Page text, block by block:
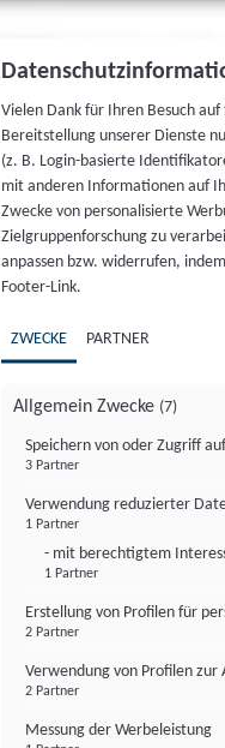
Vielen Dank für Ihren Besuch
Bereitstellung unserer Dienste
(z. B. Login-basierte
mit anderen Informationen auf
Zwecke von personalisierte
Zielgruppenforschung zu
anpassen bzw. widerrufen,
Footer-Link.
ZWECKE PARTNER
Allgemein Zwecke (7)
Speichern von oder Zugriff
3 Partner
Verwendung reduzierter
1 Partner
- mit berechtigtem
1 Partner
Erstellung von Profilen für
2 Partner
Verwendung von Profilen
2 Partner
Messung der Werbeleistung